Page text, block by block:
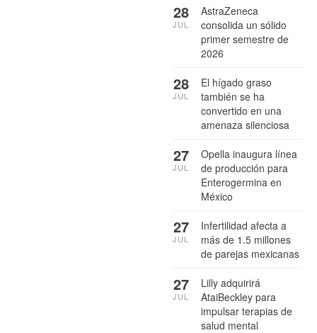
AstraZeneca
consolida un sólido
primer semestre de
2026
28
JUL
El hígado graso
también se ha
convertido en una
amenaza silenciosa
28
JUL
Opella inaugura línea
de producción para
Enterogermina en
México
27
JUL
Infertilidad afecta a
más de 1.5 millones
de parejas mexicanas
27
JUL
Lilly adquirirá
AtaiBeckley para
impulsar terapias de
salud mental
27
JUL